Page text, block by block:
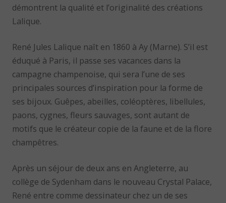
démontrent la qualité et l’originalité des créations
Lalique.
René Jules Lalique naît en 1860 à Ay (Marne). S’il est
éduqué à Paris, il passe ses vacances dans la
campagne champenoise, qui sera l’une de ses
principales sources d’inspiration pour la forme de
ses bijoux. Guêpes, abeilles, coléoptères, libellules,
paons, cygnes, fleurs sauvages, sont autant de
motifs que le créateur copie de la faune et de la flore
champêtres.
Après un séjour de deux ans en Angleterre, au
collège de Sydenham dans le nouveau Crystal Palace,
René entre comme dessinateur chez un de ses